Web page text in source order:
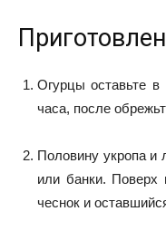
Огурцы оставьте в
часа, после
Половину укропа и
или банки. Поверх
чеснок и